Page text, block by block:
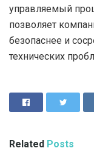
управляемый
позволяет
безопаснее и
технических
Related Posts